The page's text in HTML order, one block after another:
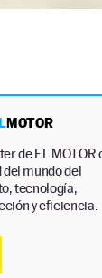
MOTOR
de EL MOTOR
mundo del
tecnología,
y eficiencia.